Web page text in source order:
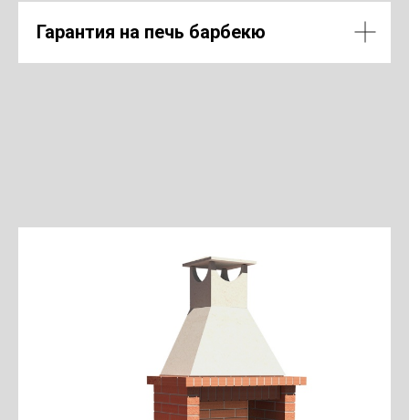
Гарантия на печь барбекю